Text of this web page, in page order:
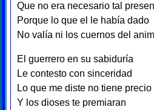
Que no era necesario tal
Porque lo que el le había dado
No valía ni los cuernos del
El guerrero en su sabiduría
Le contesto con sinceridad
Lo que me diste no tiene precio
Y los dioses te premiaran